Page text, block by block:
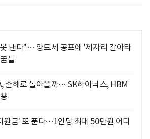
낸다"… 양도세 공포에 '제자리 갈아타
틀
손해로 돌아올까… SK하이닉스, HBM
원금' 또 푼다…1인당 최대 50만원 어디